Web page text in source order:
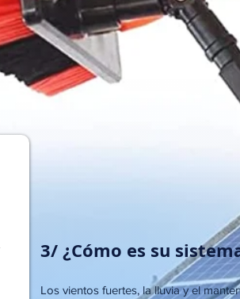
3/ ¿Cómo es su
Los vientos fuertes, la lluvia y el